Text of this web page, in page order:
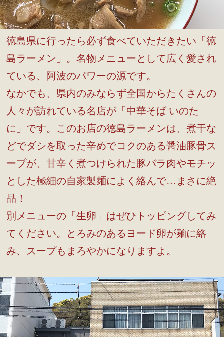
徳島県に行ったら必ず食べていただきたい「徳
島ラーメン」。名物メニューとして広く愛され
ている、阿波のパワーの源です。
なかでも、県内のみならず全国からたくさんの
人々が訪れている名店が「中華そば いのた
に」です。このお店の徳島ラーメンは、煮干な
どでダシを取った辛めでコクのある醤油豚骨ス
ープが、甘辛く煮つけられた豚バラ肉やモチッ
とした極細の自家製麺によく絡んで…まさに絶
品！
別メニューの「生卵」はぜひトッピングしてみ
てください。とろみのあるヨード卵が麺に絡
み、スープもまろやかになりますよ。